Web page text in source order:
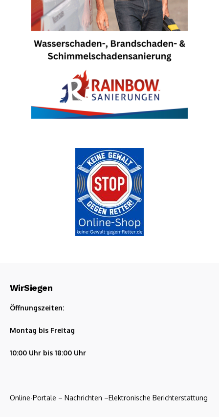
WirSiegen
Öffnungszeiten:
Montag bis Freitag
10:00 Uhr bis 18:00 Uhr
Online-Portale – Nachrichten –Elektronische Berichterstattung